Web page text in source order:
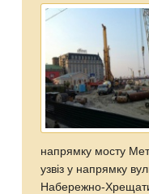
напрямку мосту
узвіз у напрямку
Набережно-